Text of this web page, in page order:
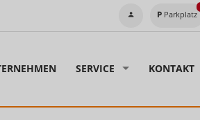
Parkplatz
SERVICE KONTAKT